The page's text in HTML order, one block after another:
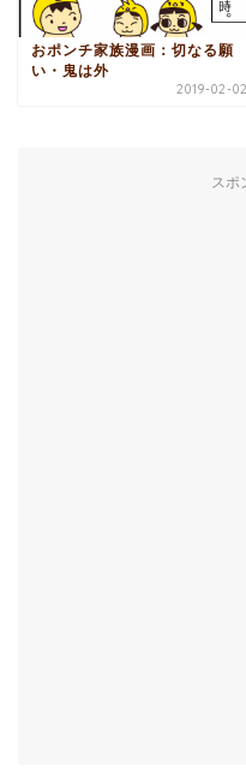
おポンチ家族漫画：切なる願
い・鬼は外
2019-02-02
スポ